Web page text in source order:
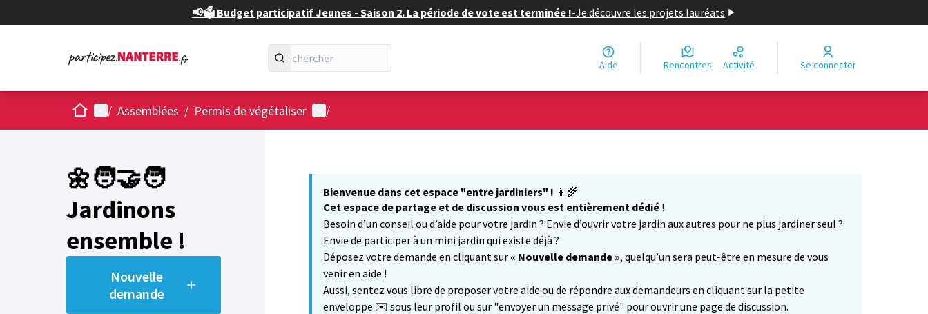
📢🗳️ Budget participatif Jeunes - Saison 2. La période de vote est terminée !-Je découvre les projets lauréats
Aide Rencontres Activité Se connecter
AccueilMenu principal
/ Assemblées / Permis de végétaliser Menu utilisateur
/
🌼🧑‍🤝‍🧑
Jardinons
ensemble !
Nouvelle
demande
Bienvenue dans cet espace "entre jardiniers" ! 👩‍🌾
Cet espace de partage et de discussion vous est entièrement dédié !
Besoin d’un conseil ou d’aide pour votre jardin ? Envie d’ouvrir votre jardin aux autres pour ne plus jardiner seul ?
Envie de participer à un mini jardin qui existe déjà ?
Déposez votre demande en cliquant sur « Nouvelle demande », quelqu’un sera peut-être en mesure de vous
venir en aide !
Aussi, sentez vous libre de proposer votre aide ou de répondre aux demandeurs en cliquant sur la petite
enveloppe ✉️ sous leur profil ou sur "envoyer un message privé" pour ouvrir une page de discussion.